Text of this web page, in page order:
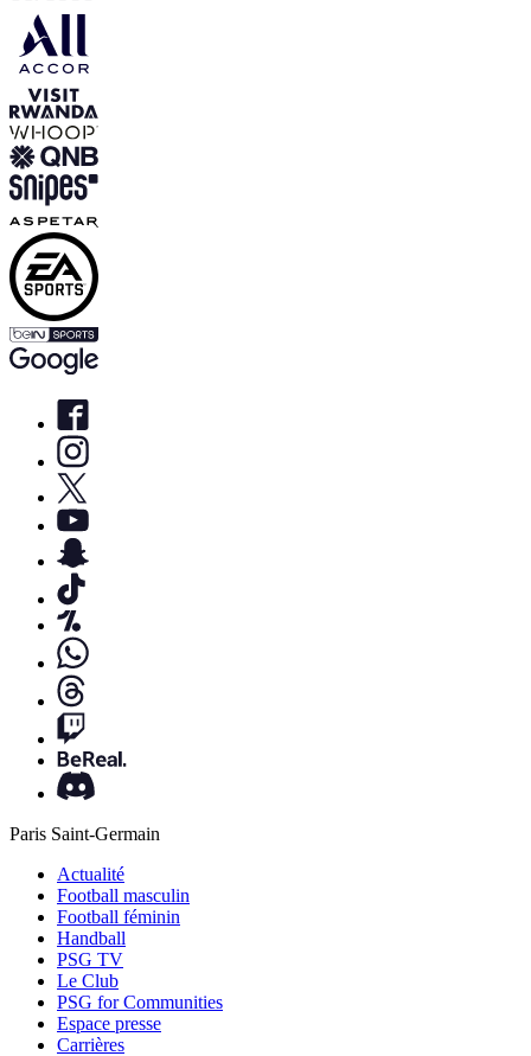
Paris Saint-Germain
Actualité
Football masculin
Football féminin
Handball
PSG TV
Le Club
PSG for Communities
Espace presse
Carrières